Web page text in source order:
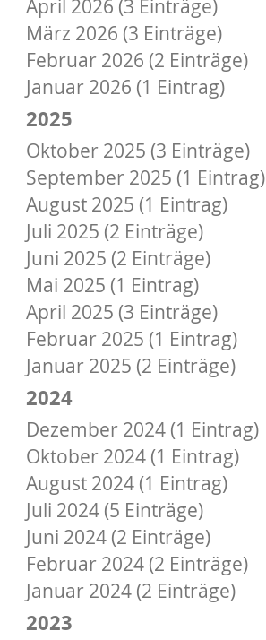
April 2026 (3 Einträge)
März 2026 (3 Einträge)
Februar 2026 (2 Einträge)
Januar 2026 (1 Eintrag)
2025
Oktober 2025 (3 Einträge)
September 2025 (1 Eintrag)
August 2025 (1 Eintrag)
Juli 2025 (2 Einträge)
Juni 2025 (2 Einträge)
Mai 2025 (1 Eintrag)
April 2025 (3 Einträge)
Februar 2025 (1 Eintrag)
Januar 2025 (2 Einträge)
2024
Dezember 2024 (1 Eintrag)
Oktober 2024 (1 Eintrag)
August 2024 (1 Eintrag)
Juli 2024 (5 Einträge)
Juni 2024 (2 Einträge)
Februar 2024 (2 Einträge)
Januar 2024 (2 Einträge)
2023